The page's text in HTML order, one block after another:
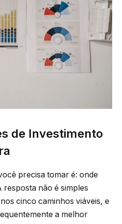
de Investimento
precisa tomar é: onde
não é simples
cinco caminhos viáveis, e
a melhor